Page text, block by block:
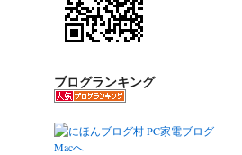
ブログランキング